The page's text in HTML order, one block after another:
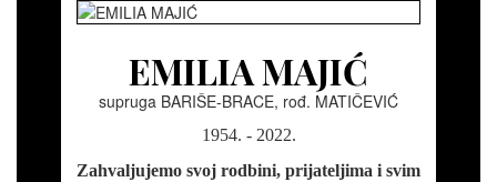
EMILIA MAJIĆ
supruga BARIŠE-BRACE, rođ. MATIČEVIĆ
1954. - 2022.
Zahvaljujemo svoj rodbini, prijateljima i svim